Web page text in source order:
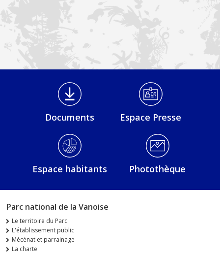
Médiathèque Footer
Documents Espace Presse
Espace habitants Photothèque
Parc national de la Vanoise
Le territoire du Parc
L'établissement public
Mécénat et parrainage
La charte